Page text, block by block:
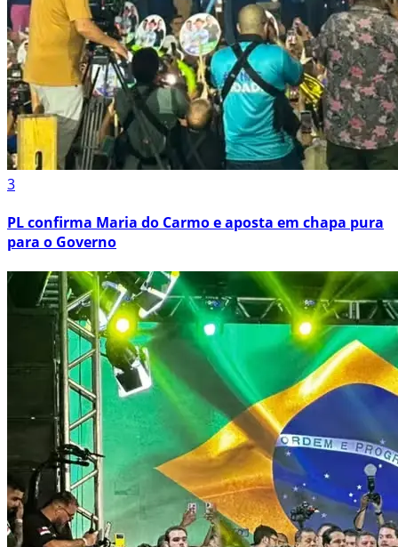
3
PL confirma Maria do Carmo e aposta em chapa pura
para o Governo